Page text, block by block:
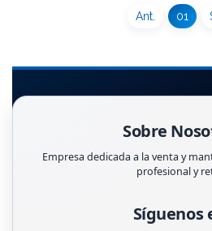
Ant. 01
Sobre
Empresa dedicada a la venta y
profesional y
Síguenos